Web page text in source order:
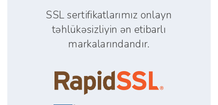
SSL sertifikatlarımız onlayn
təhlükəsizliyin ən etibarlı
markalarındandır.